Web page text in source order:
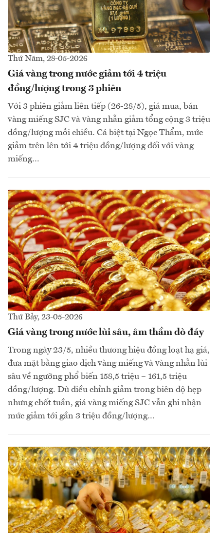
Thứ Năm, 28-05-2026
Giá vàng trong nước giảm tới 4 triệu
đồng/lượng trong 3 phiên
Với 3 phiên giảm liên tiếp (26-28/5), giá mua, bán
vàng miếng SJC và vàng nhẫn giảm tổng cộng 3 triệu
đồng/lượng mỗi chiều. Cá biệt tại Ngọc Thẩm, mức
giảm trên lên tới 4 triệu đồng/lượng đối với vàng
miếng…
Thứ Bảy, 23-05-2026
Giá vàng trong nước lùi sâu, âm thầm dò đáy
Trong ngày 23/5, nhiều thương hiệu đồng loạt hạ giá,
đưa mặt bằng giao dịch vàng miếng và vàng nhẫn lùi
sâu về ngưỡng phổ biến 158,5 triệu – 161,5 triệu
đồng/lượng. Dù điều chỉnh giảm trong biên độ hẹp
nhưng chốt tuần, giá vàng miếng SJC vẫn ghi nhận
mức giảm tới gần 3 triệu đồng/lượng…